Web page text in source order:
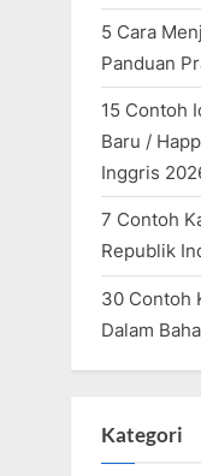
5 Cara
Panduan
15 Contoh
Baru /
Inggris
7 Contoh
Republik
30 Contoh
Dalam
Kategori